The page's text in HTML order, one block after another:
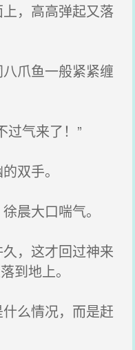
，高高弹起又落
爪鱼一般紧紧缠
气来了！”
双手。
晨大口喘气。
，这才回过神来
到地上。
么情况，而是赶